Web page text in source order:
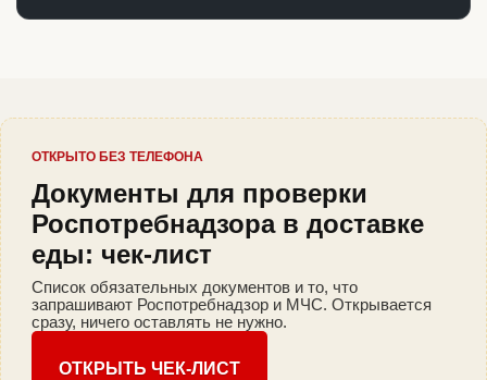
ОТКРЫТО БЕЗ ТЕЛЕФОНА
Документы для проверки
Роспотребнадзора в доставке
еды: чек-лист
Список обязательных документов и то, что
запрашивают Роспотребнадзор и МЧС. Открывается
сразу, ничего оставлять не нужно.
ОТКРЫТЬ ЧЕК-ЛИСТ